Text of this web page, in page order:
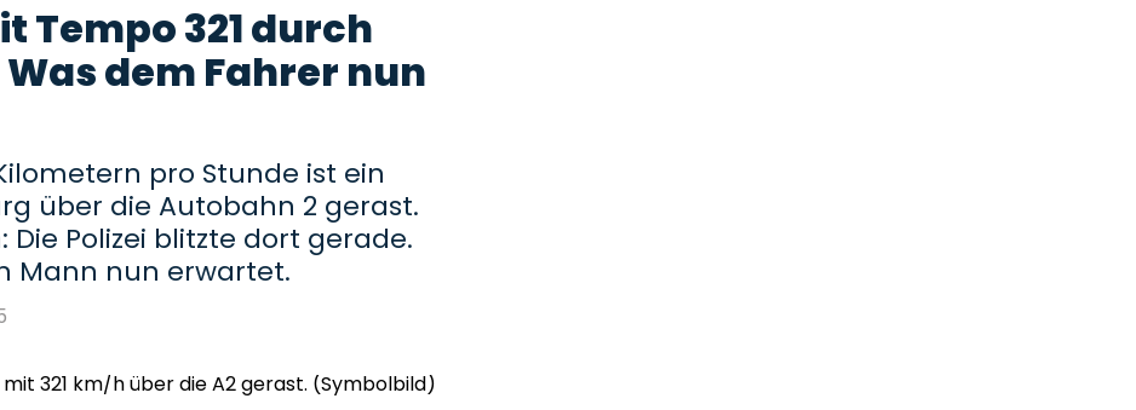
Tempo 321 durch
dem Fahrer nun
pro Stunde ist ein
über die Autobahn 2 gerast.
Die Polizei blitzte dort gerade.
Mann nun erwartet.